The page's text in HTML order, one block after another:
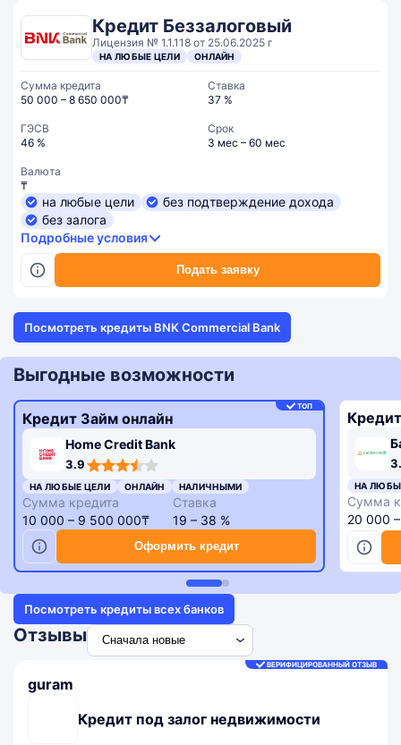
Кредит Беззалоговый
Лицензия № 1.1.118 от 25.06.2025 г
НА ЛЮБЫЕ ЦЕЛИ ОНЛАЙН
Подать заявку
Сумма кредита
50 000 – 8 650 000₸
Ставка
37 %
ГЭСВ
46 %
Срок
3 мес – 60 мес
Валюта
₸
на любые цели
без подтверждение дохода
без залога
Подробные условия
Посмотреть кредиты BNK Commercial Bank
Выгодные возможности
ТОП
Кредит Займ онлайн
Home Credit Bank
3.9
rating
НА ЛЮБЫЕ ЦЕЛИ ОНЛАЙН НАЛИЧНЫМИ
Сумма кредита
10 000 – 9 500 000₸
Ставка
19 – 38 %
Оформить кредит
НА
Сумма
20 000
Посмотреть кредиты всех банков
Отзывы
guram
Кредит под залог недвижимости
ВЕРИФИЦИРОВАННЫЙ ОТЗЫВ